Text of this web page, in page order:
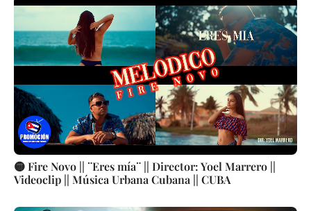
🟡 Fire Novo || ¨Eres mía¨ || Director: Yoel Marrero ||
Videoclip || Música Urbana Cubana || CUBA